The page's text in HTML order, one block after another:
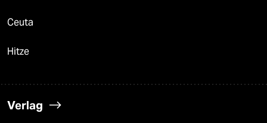
Ceuta
Hitze
Verlag